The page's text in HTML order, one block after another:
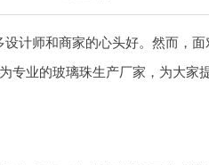
计师和商家的心头好。然而，
业的玻璃珠生产厂家，为大家